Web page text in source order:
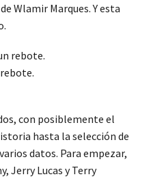
Wlamir Marques. Y esta
con posiblemente el
hasta la selección de
datos. Para empezar,
Jerry Lucas y Terry